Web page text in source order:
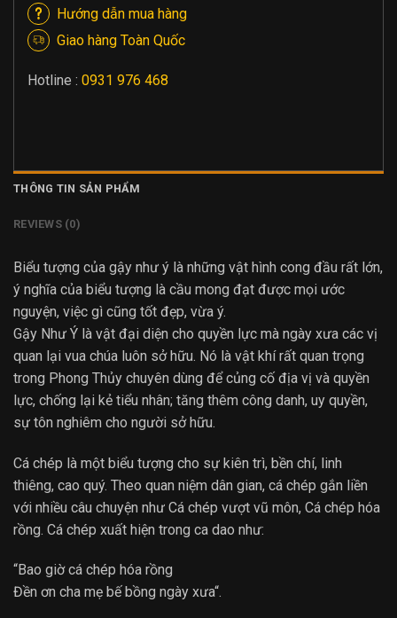
Hướng dẫn mua hàng
Giao hàng Toàn Quốc
Hotline : 0931 976 468
THÔNG TIN SẢN PHẨM
REVIEWS (0)
Biểu tượng của gậy như ý là những vật hình cong đầu rất lớn,
ý nghĩa của biểu tượng là cầu mong đạt được mọi ước
nguyện, việc gì cũng tốt đẹp, vừa ý.
Gậy Như Ý là vật đại diện cho quyền lực mà ngày xưa các vị
quan lại vua chúa luôn sở hữu. Nó là vật khí rất quan trọng
trong Phong Thủy chuyên dùng để củng cố địa vị và quyền
lực, chống lại kẻ tiểu nhân; tăng thêm công danh, uy quyền,
sự tôn nghiêm cho người sở hữu.
Cá chép là một biểu tượng cho sự kiên trì, bền chí, linh
thiêng, cao quý. Theo quan niệm dân gian, cá chép gắn liền
với nhiều câu chuyện như Cá chép vượt vũ môn, Cá chép hóa
rồng. Cá chép xuất hiện trong ca dao như:
“Bao giờ cá chép hóa rồng
Đền ơn cha mẹ bế bồng ngày xưa“.